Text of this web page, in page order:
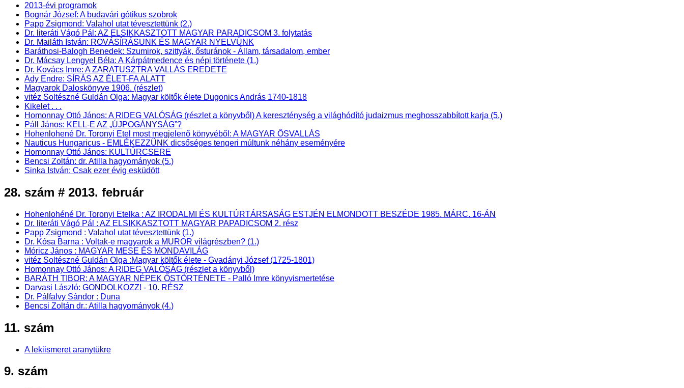
2013-évi programok
Bognár József: A budavári gótikus szobrok
Papp Zsigmond: Valahol utat tévesztettünk (2.)
Dr. literáti Vágó Pál: AZ ELSIKKASZTOTT MAGYAR PARADICSOM 3. folytatás
Dr. Mailáth István: ROVÁSÍRÁSUNK ÉS MAGYAR NYELVÜNK
Baráthosi-Balogh Benedek: Szumirok, szittyák, ősturánok - Állam, társadalom, ember
Dr. Mácsay Lengyel Béla: A Kárpátmedence és népi története (1.)
Dr. Kovács Imre: A ZARATUSZTRA VALLÁS EREDETE
Ady Endre: SÍRÁS AZ ÉLET-FA ALATT
Magyarok Daloskönyve 1906. (részlet)
vitéz Soltészné Guldán Olga: Magyar költők élete Dugonics András 1740-1818
Kikelet . . .
Homonnay Ottó János: A RIDEG VALÓSÁG (részlet a könyvből) A kereszténység a világhódító judaizmus meghosszabbított karja (5.)
Páll János: KELL-E AZ „ÚJPOGÁNYSÁG”?
Hohenlohené Dr. Toronyi Etel most megjelenő könyvéből: A MAGYAR ŐSVALLÁS
Nauticus Hungaricus - EMLÉKEZZÜNK dicsőséges tengeri múltunk néhány eseményére
Homonnay Ottó János: KULTÚRCSERE
Bencsi Zoltán: dr. Atilla hagyományok (5.)
Sinka István: Csak ezer évig esküdött
28. szám # 2013. február
Hohenlohéné Dr. Toronyi Etelka : AZ IRODALMI ÉS KULTÚRTÁRSASÁG ESTJÉN ELMONDOTT BESZÉDE 1985. MÁRC. 16-ÁN
Dr. literáti Vágó Pál : AZ ELSIKKASZTOTT MAGYAR PAPADICSOM 2. rész
Papp Zsigmond : Valahol utat tévesztettünk (1.)
Dr. Kósa Barna : Voltak-e magyarok a MUROR világrészben? (1.)
Móricz János : MAGYAR MESE ÉS MONDAVILÁG
vitéz Soltészné Guldán Olga :Magyar költők élete - Gvadányi József (1725-1801)
Homonnay Ottó János: A RIDEG VALÓSÁG (részlet a könyvből)
BARÁTH TIBOR: A MAGYAR NÉPEK ŐSTÖRTÉNETE - Palló Imre könyvismertetése
Darvasi László: GONDOLKOZZ! - 10. RÉSZ
Dr. Pálfalvy Sándor : Duna
Bencsi Zoltán dr.: Atilla hagyományok (4.)
11. szám
A lekiismeret aranytükre
9. szám